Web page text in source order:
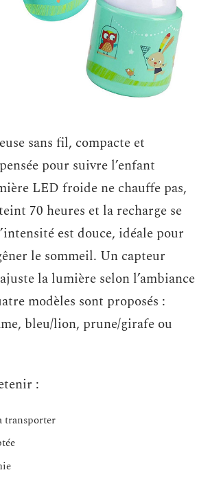
sans fil, compacte et
pour suivre l’enfant
LED froide ne chauffe pas,
70 heures et la recharge se
est douce, idéale pour
le sommeil. Un capteur
la lumière selon l’ambiance
modèles sont proposés :
bleu/lion, prune/girafe ou
:
transporter